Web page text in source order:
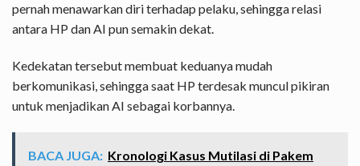
pernah menawarkan diri terhadap pelaku, sehingga relasi
antara HP dan AI pun semakin dekat.
Kedekatan tersebut membuat keduanya mudah
berkomunikasi, sehingga saat HP terdesak muncul pikiran
untuk menjadikan AI sebagai korbannya.
BACA JUGA: Kronologi Kasus Mutilasi di Pakem